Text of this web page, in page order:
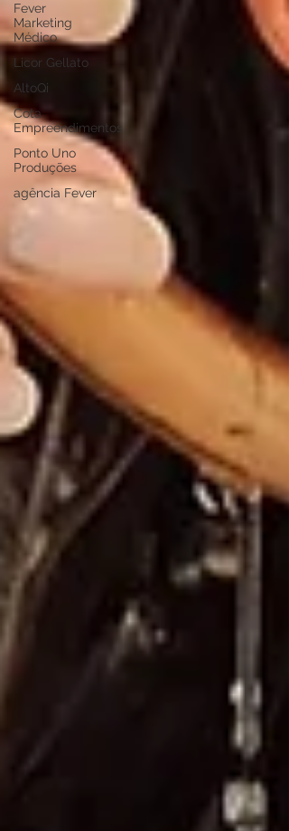
Fever
Marketing
Médico
Licor Gellato
AltoQi
Cota
Empreendimentos
Ponto Uno
Produções
agência Fever